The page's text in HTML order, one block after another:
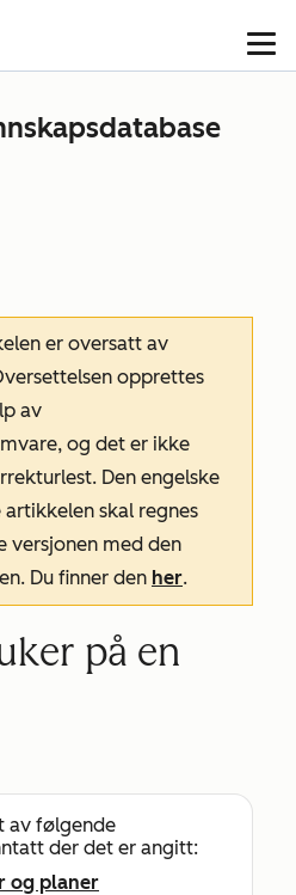
er oversatt av
opprettes
av
og det er ikke
Den engelske
skal regnes
versjonen med den
Du finner den her.
på en
av følgende
der det er angitt:
og planer